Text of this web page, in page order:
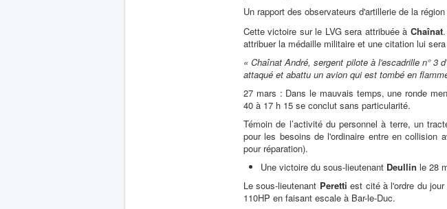
Un rapport des observateurs d'artillerie de la
Cette victoire sur le LVG sera attribuée à Chaînat
attribuer la médaille militaire et une citation lui
« Chaînat André, sergent pilote à l'escadrille n° 3
attaqué et abattu un avion qui est tombé en
27 mars : Dans le mauvais temps, une ronde
40 à 17 h 15 se conclut sans particularité.
Témoin de l’activité du personnel à terre, un
pour les besoins de l'ordinaire entre en collision
pour réparation).
Une victoire du sous-lieutenant Deullin le 28
Le sous-lieutenant Peretti est cité à l'ordre du
110HP en faisant escale à Bar-le-Duc.